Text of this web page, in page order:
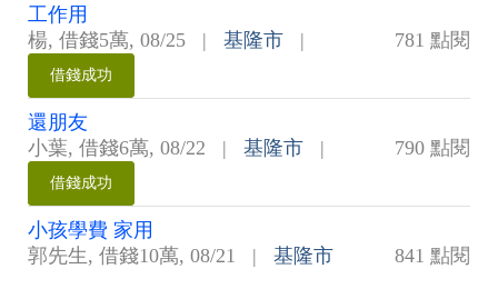
工作用
楊, 借錢5萬, 08/25 | 基隆市 781 點閱
|
借錢成功
還朋友
小葉, 借錢6萬, 08/22 | 基隆市 790 點閱
|
借錢成功
小孩學費 家用
郭先生, 借錢10萬, 08/21 | 基隆市 841 點閱